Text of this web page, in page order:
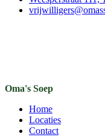
Oma's Soep
Home
Locaties
Contact